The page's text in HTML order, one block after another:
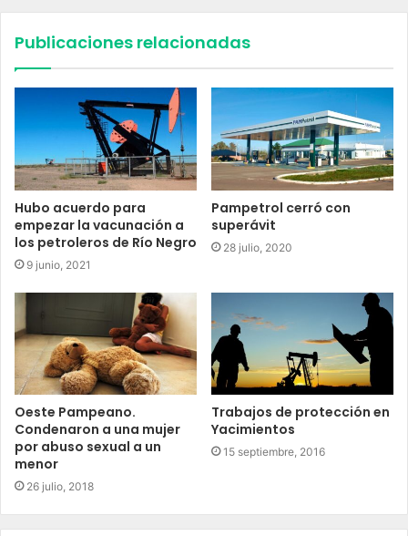
Publicaciones relacionadas
Hubo acuerdo para
empezar la vacunación a
los petroleros de Río Negro
9 junio, 2021
Pampetrol cerró con
superávit
28 julio, 2020
Oeste Pampeano.
Condenaron a una mujer
por abuso sexual a un
menor
26 julio, 2018
Trabajos de protección en
Yacimientos
15 septiembre, 2016